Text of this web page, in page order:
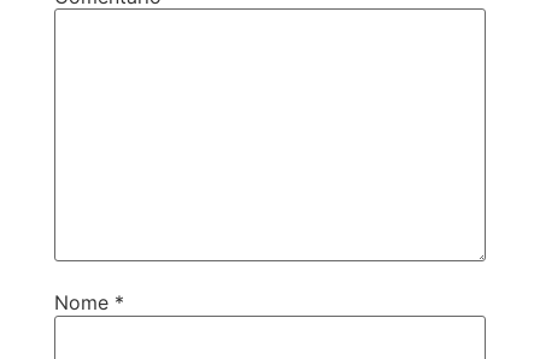
Nome *